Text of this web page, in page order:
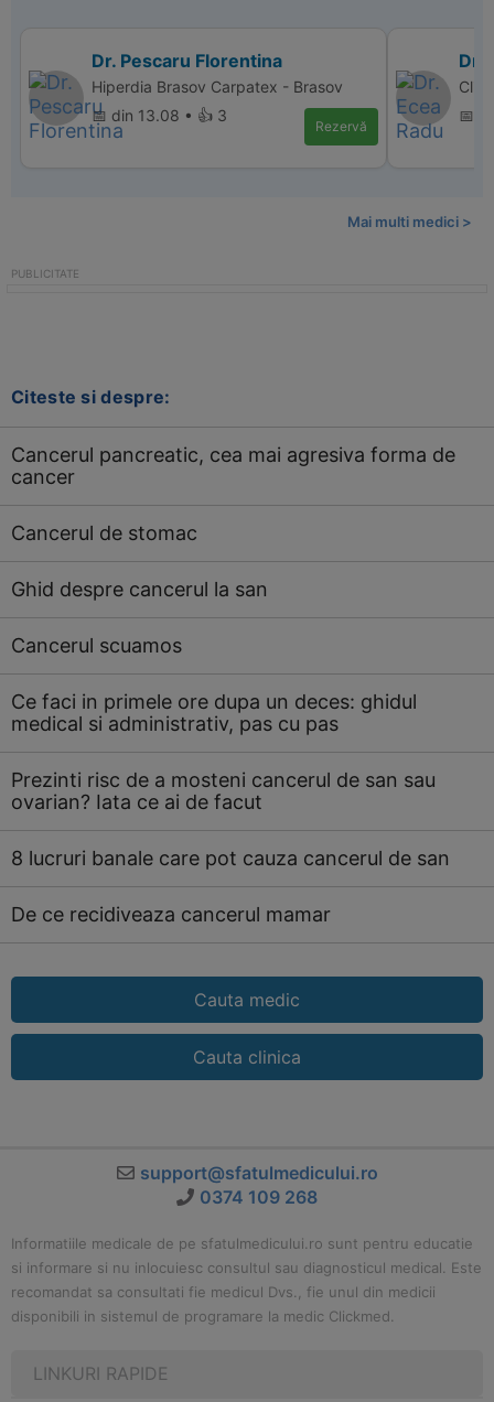
Dr. Pescaru Florentina
Hiperdia Brasov Carpatex - Brasov
📅 din 13.08 • 👍 3
Rezervă
Dr.
📅
Mai multi medici >
Citeste si despre:
Cancerul pancreatic, cea mai agresiva forma de
cancer
Cancerul de stomac
Ghid despre cancerul la san
Cancerul scuamos
Ce faci in primele ore dupa un deces: ghidul
medical si administrativ, pas cu pas
Prezinti risc de a mosteni cancerul de san sau
ovarian? Iata ce ai de facut
8 lucruri banale care pot cauza cancerul de san
De ce recidiveaza cancerul mamar
Cauta medic
Cauta clinica
support@sfatulmedicului.ro
0374 109 268
Informatiile medicale de pe sfatulmedicului.ro sunt pentru educatie
si informare si nu inlocuiesc consultul sau diagnosticul medical. Este
recomandat sa consultati fie medicul Dvs., fie unul din medicii
disponibili in sistemul de programare la medic Clickmed.
LINKURI RAPIDE